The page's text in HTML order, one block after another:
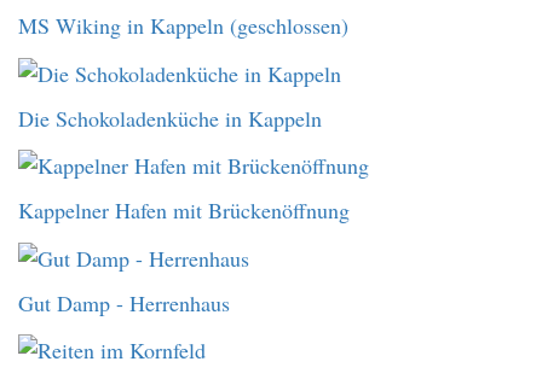
MS Wiking in Kappeln (geschlossen)
Die Schokoladenküche in Kappeln
Kappelner Hafen mit Brückenöffnung
Gut Damp - Herrenhaus